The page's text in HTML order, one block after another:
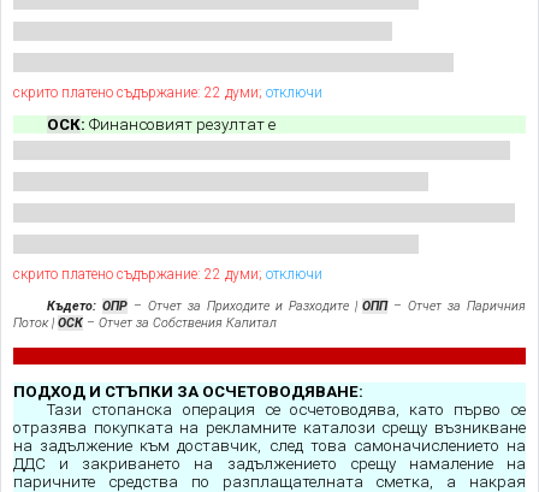
скрито платено съдържание: 22 думи; отключи
ОСК:Финансовият резултат е
скрито платено съдържание: 22 думи; отключи
Където:ОПР – Отчет за Приходите и Разходите |ОПП– Отчет за Паричния
Поток | ОСК – Отчет за Собствения Капитал
ПОДХОД И СТЪПКИ ЗА ОСЧЕТОВОДЯВАНЕ:
Тази стопанска операция се осчетоводява, като първо се
отразява покупката на рекламните каталози срещу възникване
на задължение към доставчик, след това самоначислението на
ДДС и закриването на задължението срещу намаление на
паричните средства по разплащателната сметка, а накрая